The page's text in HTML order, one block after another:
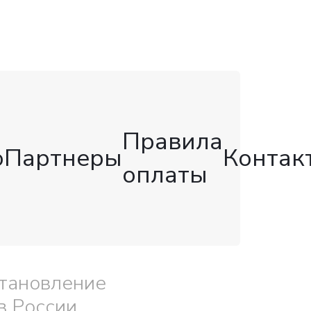
Партнеры
Правила
оплаты